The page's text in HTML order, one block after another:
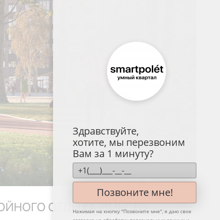
ОТДЫХА. ВМЕСТО
Здравствуйте,
хотите, мы перезвоним
Вам за 1 минуту?
Позвоните мне!
Нажимая на кнопку "Позвоните мне", я даю свое